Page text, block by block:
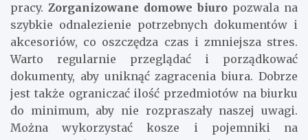
pracy. Zorganizowane domowe biuro pozwala na
szybkie odnalezienie potrzebnych dokumentów i
akcesoriów, co oszczędza czas i zmniejsza stres.
Warto regularnie przeglądać i porządkować
dokumenty, aby uniknąć zagracenia biura. Dobrze
jest także ograniczać ilość przedmiotów na biurku
do minimum, aby nie rozpraszały naszej uwagi.
Można wykorzystać kosze i pojemniki na